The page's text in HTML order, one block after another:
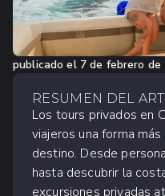
publicado el 7 de febrero de
RESUMEN DEL
Los tours privados en
viajeros una forma
destino. Desde
hasta descubrir la
excursiones privadas